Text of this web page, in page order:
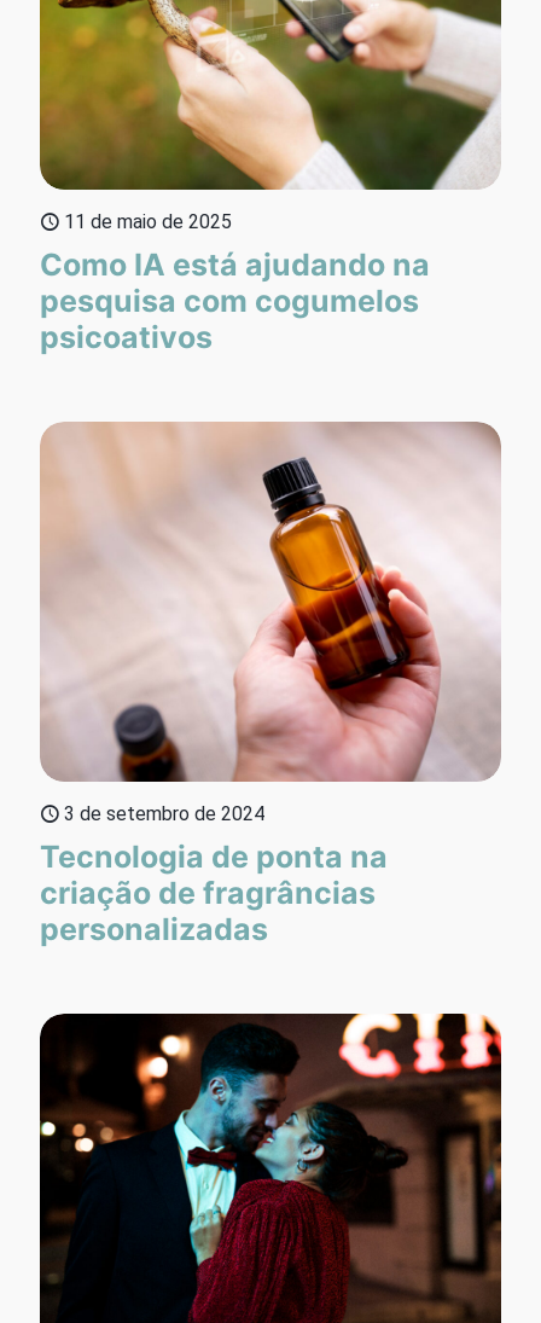
11 de maio de 2025
Como IA está ajudando na
pesquisa com cogumelos
psicoativos
3 de setembro de 2024
Tecnologia de ponta na
criação de fragrâncias
personalizadas